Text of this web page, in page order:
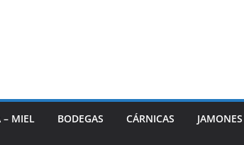
– MIEL BODEGAS CÁRNICAS